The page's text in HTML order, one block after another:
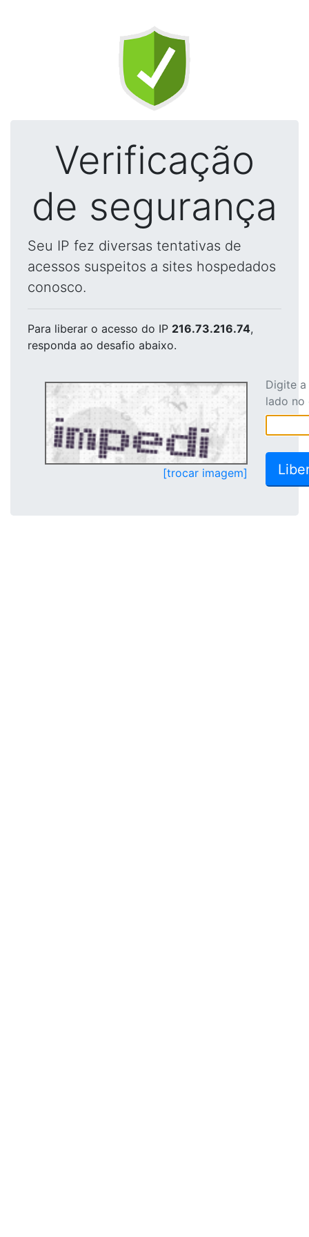
Verificação
de segurança
Seu IP fez diversas tentativas de
acessos suspeitos a sites hospedados
conosco.
Para liberar o acesso do IP 216.73.216.74,
responda ao desafio abaixo.
[trocar imagem]
Digite
lado no